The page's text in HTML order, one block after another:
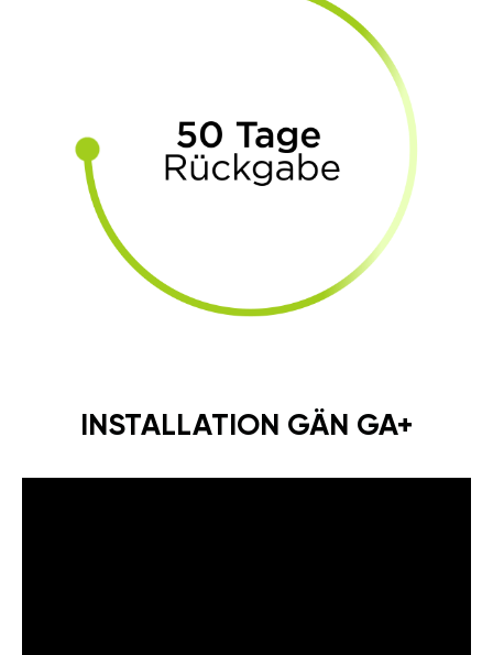
INSTALLATION GÄN GA+